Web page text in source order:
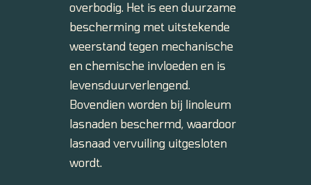
overbodig. Het is een duurzame
bescherming met uitstekende
weerstand tegen mechanische
en chemische invloeden en is
levensduurverlengend.
Bovendien worden bij linoleum
lasnaden beschermd, waardoor
lasnaad vervuiling uitgesloten
wordt.